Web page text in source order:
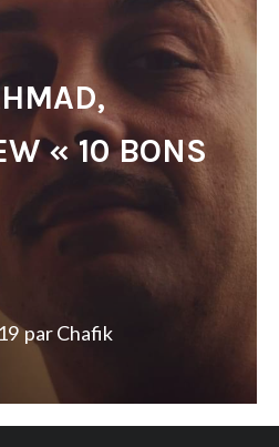
« 10 BONS
parChafik